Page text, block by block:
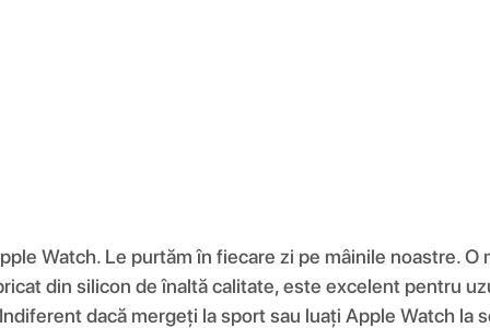
Watch. Le purtăm în fiecare zi pe mâinile noastre.
din silicon de înaltă calitate, este excelent pentru
dacă mergeți la sport sau luați Apple Watch la